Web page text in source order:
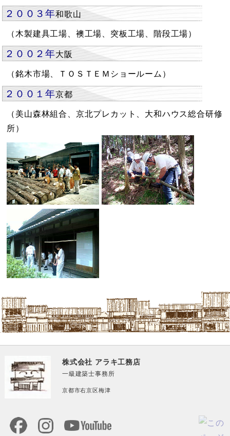
２００３年和歌山
（木製建具工場、襖工場、突板工場、階段工場）
２００２年大阪
（銘木市場、ＴＯＳＴＥＭショールーム）
２００１年京都
（美山森林組合、京北プレカット、大和ハウス総合研修
所）
株式会社 アラキ工務店
一級建築士事務所
京都市右京区梅津